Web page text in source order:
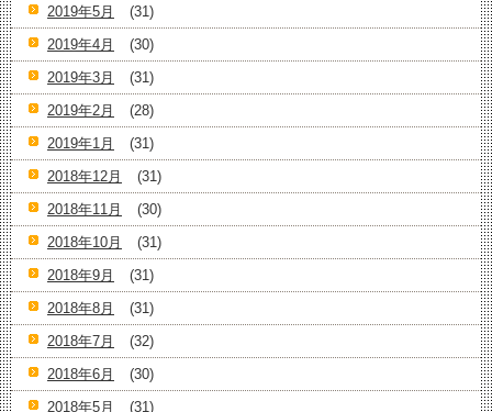
2019年5月
(31)
2019年4月
(30)
2019年3月
(31)
2019年2月
(28)
2019年1月
(31)
2018年12月
(31)
2018年11月
(30)
2018年10月
(31)
2018年9月
(31)
2018年8月
(31)
2018年7月
(32)
2018年6月
(30)
2018年5月
(31)